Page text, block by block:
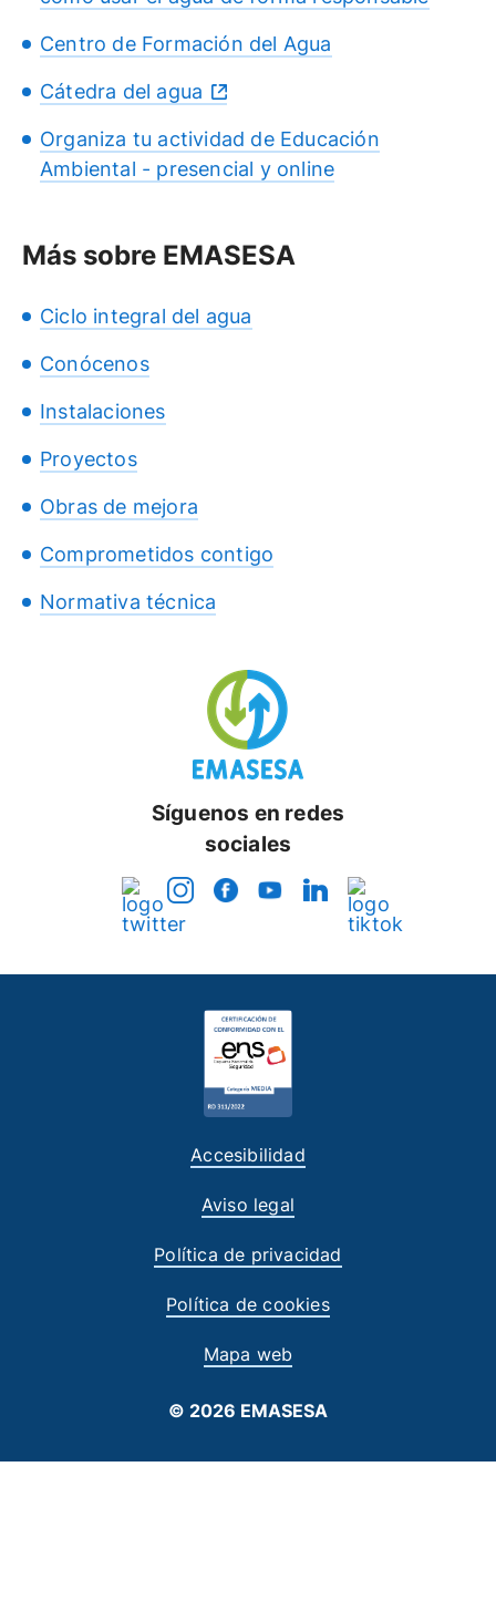
Centro de Formación del Agua
Cátedra del agua
Organiza tu actividad de Educación
Ambiental - presencial y online
Más sobre EMASESA
Ciclo integral del agua
Conócenos
Instalaciones
Proyectos
Obras de mejora
Comprometidos contigo
Normativa técnica
Síguenos en redes
sociales
Accesibilidad
Aviso legal
Política de privacidad
Política de cookies
Mapa web
© 2026 EMASESA